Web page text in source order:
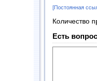
[Постоянная
Количество
Есть